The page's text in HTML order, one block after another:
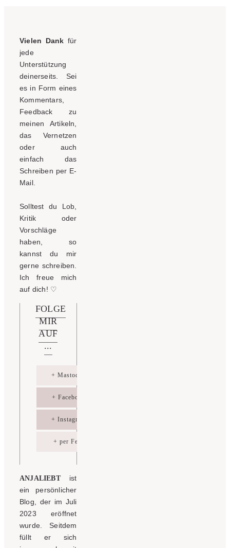
Vielen Dank für
jede
Unterstützung
deinerseits. Sei
es in Form eines
Kommentars,
Feedback zu
meinen Artikeln,
das Vernetzen
oder auch
einfach das
Schreiben per E-
Mail.
Solltest du Lob,
Kritik oder
Vorschläge
haben, so
kannst du mir
gerne schreiben.
Ich freue mich
auf dich! ♡
FOLGE
MIR
AUF
...
+ Mastodon
+ Facebook
+ Instagram
+ per Feed
ANJALIEBTist
ein persönlicher
Blog, der im Juli
2023 eröffnet
wurde. Seitdem
füllt er sich